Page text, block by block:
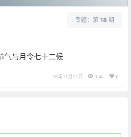
专题：第 18 期
气与月令七十二候
18年11月21日 1.4k 0